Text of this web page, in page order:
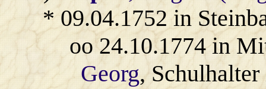
* 09.04.1752 in
oo 24.10.1774 in
Georg,